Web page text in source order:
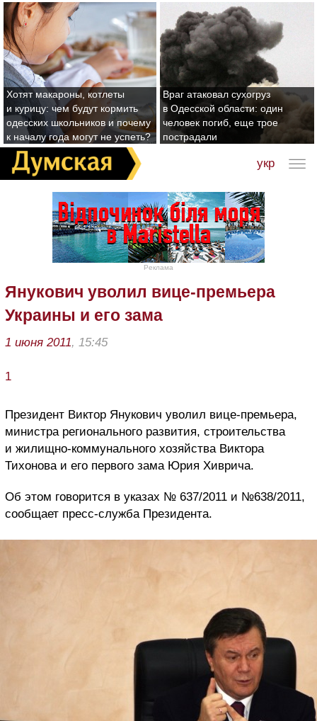
Хотят макароны, котлеты
и курицу: чем будут кормить
одесских школьников и почему
к началу года могут не успеть?
Враг атаковал сухогруз
в Одесской области: один
человек погиб, еще трое
пострадали
укр
Реклама
Янукович уволил вице-премьера
Украины и его зама
1 июня 2011, 15:45
1
Президент Виктор Янукович уволил вице-премьера,
министра регионального развития, строительства
и жилищно-коммунального хозяйства Виктора
Тихонова и его первого зама Юрия Хиврича.
Об этом говорится в указах № 637/2011 и №638/2011,
сообщает пресс-служба Президента.